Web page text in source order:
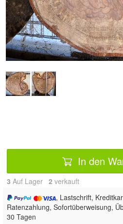
Doppelt
In den
3 Auf Lager 2 verkauft
, Lastschrift,
Ratenzahlung, Sofortüberweisung,
30 Tagen